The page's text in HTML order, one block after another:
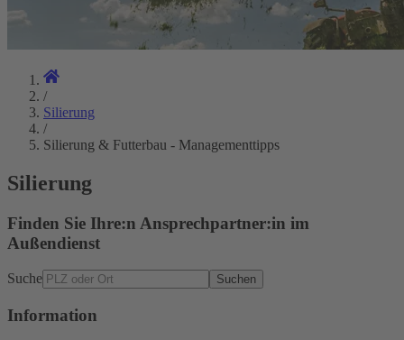
/
Silierung
/
Silierung & Futterbau - Managementtipps
Silierung
Finden Sie Ihre:n Ansprechpartner:in im
Außendienst
Suche Suchen
Information